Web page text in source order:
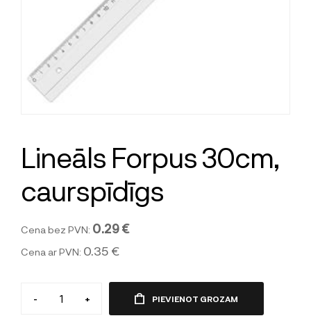
Lineāls Forpus 30cm,
caurspīdīgs
Cena bez PVN: 0.29 €
Cena ar PVN: 0.35 €
- + PIEVIENOT GROZAM